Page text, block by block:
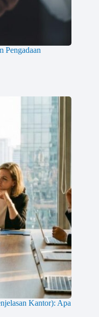
Pengadaan
Kantor): Apa